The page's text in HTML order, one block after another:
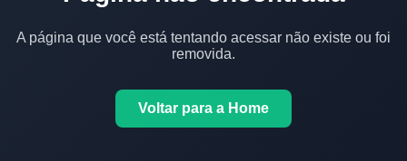
A página que você está tentando acessar não existe ou foi
removida.
Voltar para a Home